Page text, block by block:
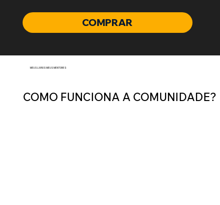
COMPRAR
MEUS LIVROS MEUS MENTORES
COMO FUNCIONA A COMUNIDADE?